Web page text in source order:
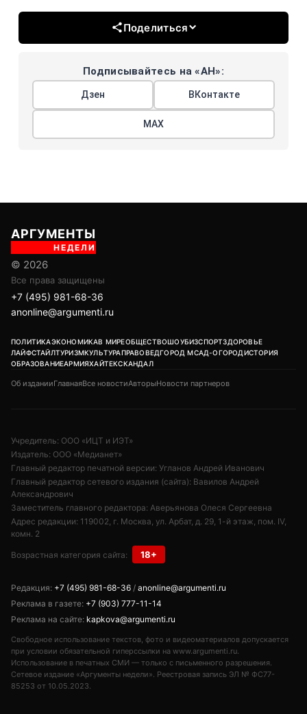
Поделиться
Подписывайтесь на «АН»:
Дзен ВКонтакте
МАХ
АРГУМЕНТЫ
НЕДЕЛИ
© 2026
Все права защищены
+7 (495) 981-68-36
anonline@argumenti.ru
ПОЛИТИКАЭКОНОМИКАВ МИРЕОБЩЕСТВОШОУБИЗСПОРТЗДОРОВЬЕ
ЛАЙФСТАЙЛТУРИЗМКУЛЬТУРАПРАВОВЕДГОРОД МСАД-ОГОРОДИСТОРИЯ
ОБРАЗОВАНИЕАРМИЯХАЙТЕКСКАНДАЛ
Об изданииГлавнаяВсе новостиАвторыНовости партнеров
Учредитель: ООО «ИЦТ и ИЭТ»
Издатель: ООО «Медианет»
Главный редактор печатной версии: Угланов Андрей Иванович
Главный редактор сетевого издания (сайта): Вавилов Андрей
Александрович
Заместитель главного редактора: Аверьянова Олеся Сергеевна
Адрес редакции: 119002, г. Москва, ул. Арбат, д. 29, 1-й этаж, пом. IV,
комн. 2
Возрастная категория сайта: 18+
Редакция: +7 (495) 981-68-36 / anonline@argumenti.ru
Реклама в газете: +7 (903) 777-11-14
Реклама на сайте: kapkova@argumenti.ru
Свободное использование текстов, фото и видеоматериалов допускается
при условии обязательной гиперссылки на www.argumenti.ru.
Использование в печатных СМИ — только с письменного разрешения.
Сетевое издание «Аргументы недели». Реестровая запись ЭЛ № ФС77-
85253 от 10.05.2023.